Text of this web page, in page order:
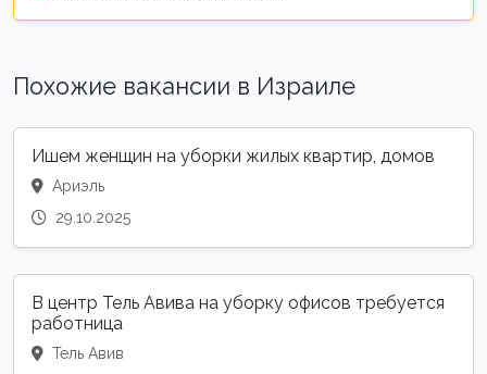
Похожие вакансии в Израиле
Ишем женщин на уборки жилых квартир, домов
Ариэль
29.10.2025
В центр Тель Авива на уборку офисов требуется
работница
Тель Авив